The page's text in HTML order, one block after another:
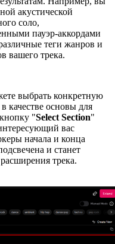
акустической
соло,
пауэр-аккордами
теги жанров и
вашего трека.
выбрать конкретную
качестве основы для
"Select Section"
вас
начала и конца
и станет
трека.